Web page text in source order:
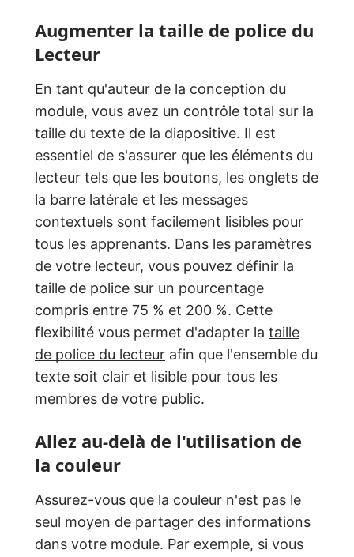
Augmenter la taille de police du
Lecteur
En tant qu'auteur de la conception du
module, vous avez un contrôle total sur la
taille du texte de la diapositive. Il est
essentiel de s'assurer que les éléments du
lecteur tels que les boutons, les onglets de
la barre latérale et les messages
contextuels sont facilement lisibles pour
tous les apprenants. Dans les paramètres
de votre lecteur, vous pouvez définir la
taille de police sur un pourcentage
compris entre 75 % et 200 %. Cette
flexibilité vous permet d'adapter la taille
de police du lecteur afin que l'ensemble du
texte soit clair et lisible pour tous les
membres de votre public.
Allez au-delà de l'utilisation de
la couleur
Assurez-vous que la couleur n'est pas le
seul moyen de partager des informations
dans votre module. Par exemple, si vous